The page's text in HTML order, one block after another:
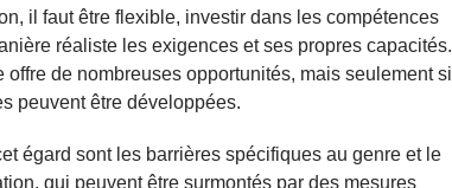
il faut être flexible, investir dans les compétences
réaliste les exigences et ses propres capacités.
offre de nombreuses opportunités, mais seulement si
peuvent être développées.
égard sont les barrières spécifiques au genre et le
qui peuvent être surmontés par des mesures